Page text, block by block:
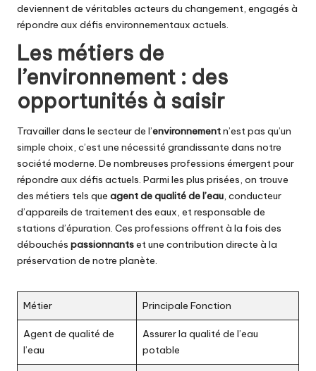
deviennent de véritables acteurs du changement, engagés à
répondre aux défis environnementaux actuels.
Les métiers de
l’environnement : des
opportunités à saisir
Travailler dans le secteur de l’environnementn’est pas qu’un
simple choix, c’est une nécessité grandissante dans notre
société moderne. De nombreuses professions émergent pour
répondre aux défis actuels. Parmi les plus prisées, on trouve
des métiers tels que agent de qualité de l’eau, conducteur
d’appareils de traitement des eaux, et responsable de
stations d’épuration. Ces professions offrent à la fois des
débouchés passionnantset une contribution directe à la
préservation de notre planète.
Métier Principale Fonction
Agent de qualité de
l’eau
Assurer la qualité de l’eau
potable